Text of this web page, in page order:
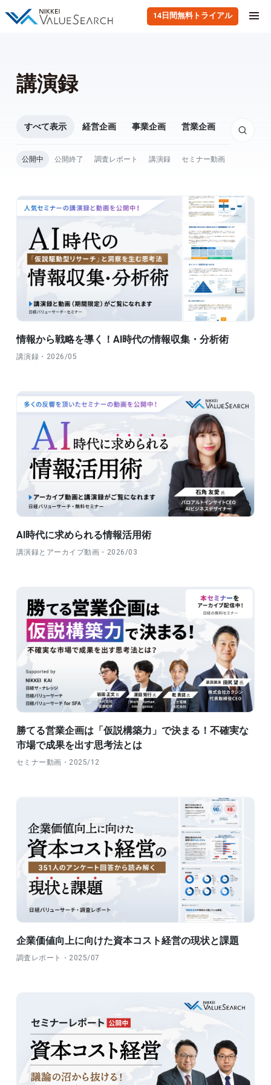
14日間無料トライアル
講演録
すべて表示 経営企画 事業企画 営業企画 企業・業
公開中 公開終了 調査レポート 講演録 セミナー動画
情報から戦略を導く！AI時代の情報収集・分析術
講演録・2026/05
AI時代に求められる情報活用術
講演録とアーカイブ動画・2026/03
勝てる営業企画は「仮説構築力」で決まる！不確実な
市場で成果を出す思考法とは
セミナー動画・2025/12
企業価値向上に向けた資本コスト経営の現状と課題
調査レポート・2025/07